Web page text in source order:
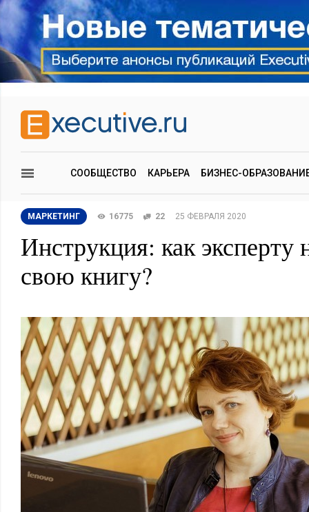
СООБЩЕСТВО КАРЬЕРА БИЗНЕС-
МАРКЕТИНГ 16775 22 25 ФЕВРАЛЯ 2020
Инструкция: как эксперту
свою книгу?